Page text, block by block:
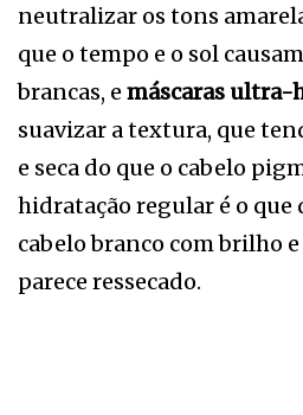
neutralizar os tons
que o tempo e o sol
brancas, e máscaras
suavizar a textura, que
e seca do que o cabelo
hidratação regular é o
cabelo branco com brilho
parece ressecado.